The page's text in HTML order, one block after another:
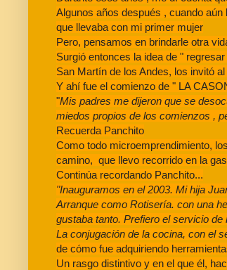
Algunos años después , cuando
que llevaba con mi primer mujer
Pero, pensamos en brindarle otra
Surgió entonces la idea de "
San Martín de los Andes, los invitó
Y ahí fue el comienzo de " LA
"Mis padres me dijeron que se
miedos propios de los comienzos ,
Recuerda Panchito
Como todo microemprendimiento,
camino, que llevo recorrido en la
Continúa recordando Panchito...
"Inauguramos en el 2003. Mi hija
Arranque como Rotisería. con una
gustaba tanto. Prefiero el servicio de
La conjugación de la cocina, con el
de cómo fue adquiriendo
Un rasgo distintivo y en el que él,